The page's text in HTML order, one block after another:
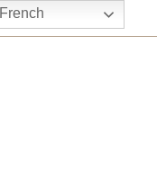
French